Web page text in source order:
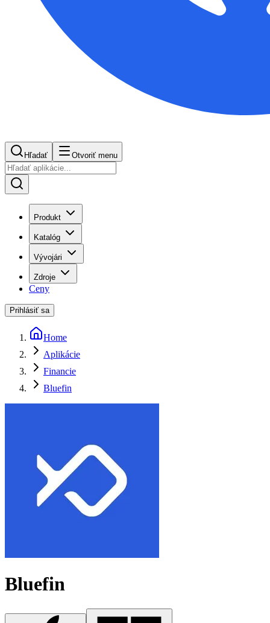
Hľadať Otvoriť menu
Produkt
Katalóg
Vývojári
Zdroje
Ceny
Prihlásiť sa
Home
Aplikácie
Financie
Bluefin
Bluefin